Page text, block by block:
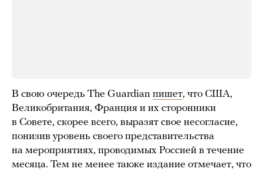
В свою очередь The Guardian пишет, что США,
Великобритания, Франция и их сторонники
в Совете, скорее всего, выразят свое несогласие,
понизив уровень своего представительства
на мероприятиях, проводимых Россией в течение
месяца. Тем не менее также издание отмечает, что